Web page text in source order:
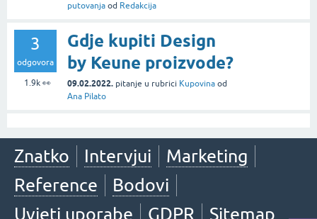
putovanja od Redakcija
3
odgovora
1.9k👀
Gdje kupiti Design
by Keune proizvode?
09.02.2022. pitanje u rubrici Kupovina od
Ana Pilato
Znatko Intervjui
Marketing
Reference
Bodovi
Uvjeti uporabe
GDPR Sitemap